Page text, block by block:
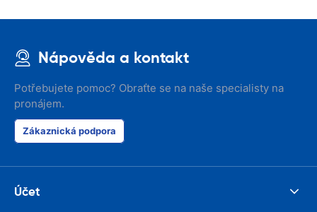
Nápověda a kontakt
Potřebujete pomoc? Obraťte se na naše specialisty na
pronájem.
Zákaznická podpora
Účet